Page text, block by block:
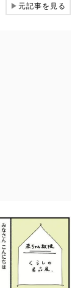
▶元記事を見る